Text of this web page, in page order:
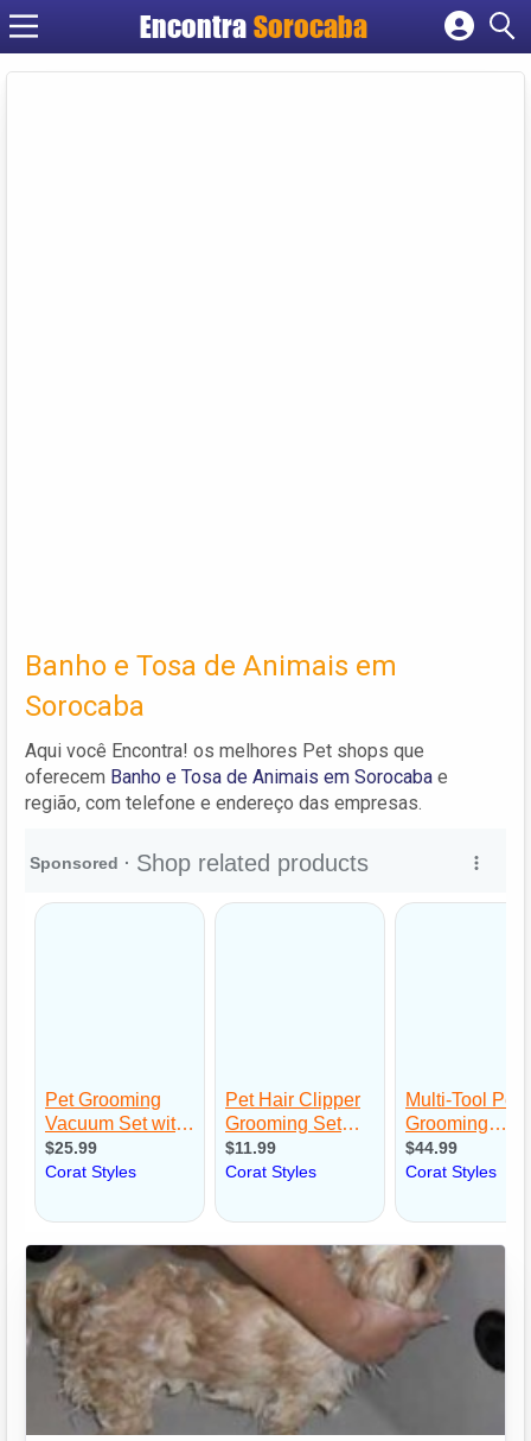
EncontraSorocaba
Cadastrar empresa
Banho e Tosa de Animais em
Sorocaba
Aqui você Encontra! os melhores Pet shops que
oferecem Banho e Tosa de Animais em Sorocaba e
região, com telefone e endereço das empresas.